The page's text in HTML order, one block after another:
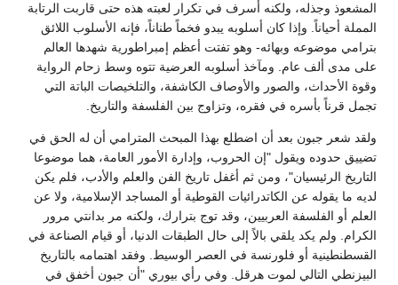
المشعوذ وجذله، ولكنه أسرف في تكرار لعبته هذه حتى قاربت الرتابة
المملة أحياناً. وإذا كان أسلوبه يبدو فخماً طناناً، فإنه الأسلوب اللائق
بترامي موضوعه وبهائه- وهو تفتت أعظم إمبراطورية شهدها العالم
على مدى ألف عام. ومآخذ أسلوبه العرضية تتوه وسط زحام الرواية
وقوة الأحداث، والصور والأوصاف الكاشفة، والتلخيصات الباتة التي
تجمل قرناً بأسره في فقره، وتزاوج بين الفلسفة والتاريخ.
ولقد شعر جبون بعد أن اضطلع بهذا المبحث المترامي أن له الحق في
تضييق حدوده ويقول "إن الحروب، وإدارة الأمور العامة، هما موضوعا
التاريخ الرئيسيان"، ومن ثم أغفل تاريخ الفن والعلم والأدب، فلم يكن
لديه ما يقوله عن الكاتدرائيات القوطية أو المساجد الإسلامية، ولا عن
العلم أو الفلسفة العربيين، وقد توج بترارك، ولكنه مر بدانتي مرور
الكرام. ولم يكد يلقي بالاً إلى حال الطبقات الدنيا، أو قيام الصناعة في
القسطنطينية أو فلورنسة في العصر الوسيط. وفقد اهتمامه بالتاريخ
البيزنطي التالي لموت هرقل. وفي رأي بيوري "أن جبون أخفق في